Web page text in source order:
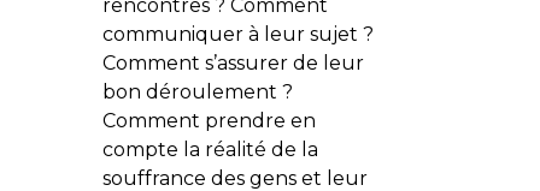
rencontres ? Comment
communiquer à leur sujet ?
Comment s’assurer de leur
bon déroulement ?
Comment prendre en
compte la réalité de la
souffrance des gens et leur